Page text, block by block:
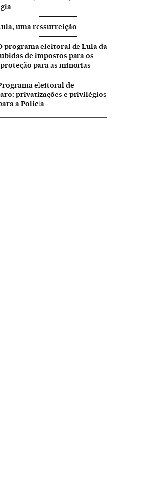
uma ressurreição
programa eleitoral de Lula da
de impostos para os
para as minorias
eleitoral de
privatizações e privilégios
a Polícia